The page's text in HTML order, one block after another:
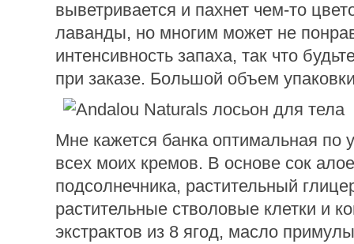
выветривается и пахнет чем-то
лаванды, но многим может не
интенсивность запаха, так что
при заказе. Большой объем
Мне кажется банка оптимальная по
всех моих кремов. В основе сок
подсолнечника, растительный
растительные стволовые клетки и
экстрактов из 8 ягод, масло